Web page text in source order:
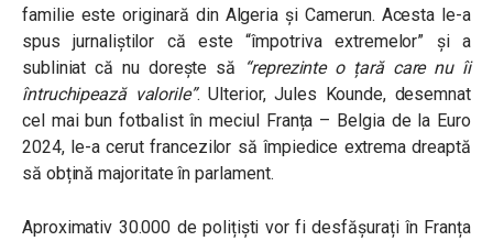
familie este originară din Algeria și Camerun. Acesta le-a
spus jurnaliștilor că este “împotriva extremelor” și a
subliniat că nu dorește să “reprezinte o țară care nu îi
întruchipează valorile”.Ulterior, Jules Kounde, desemnat
cel mai bun fotbalist în meciul Franța – Belgia de la Euro
2024, le-a cerut francezilor să împiedice extrema dreaptă
să obțină majoritate în parlament.
Aproximativ 30.000 de polițiști vor fi desfășurați în Franța